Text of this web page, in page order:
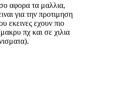
αφορα τα μαλλια,
για την προτιμηση
εκεινες εχουν πιο
πχ και σε χιλια